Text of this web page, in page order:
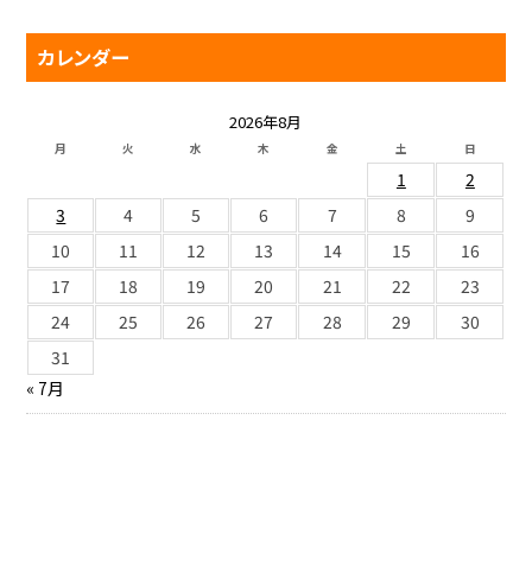
カレンダー
2026年8月
月 火 水 木 金 土 日
1
2
3
4 5 6 7 8
9
10
11 12 13 14 15
16
17
18 19 20 21 22
23
24
25 26 27 28 29
30
31
« 7月